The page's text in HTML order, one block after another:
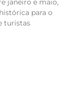
janeiro e maio,
para o
turistas